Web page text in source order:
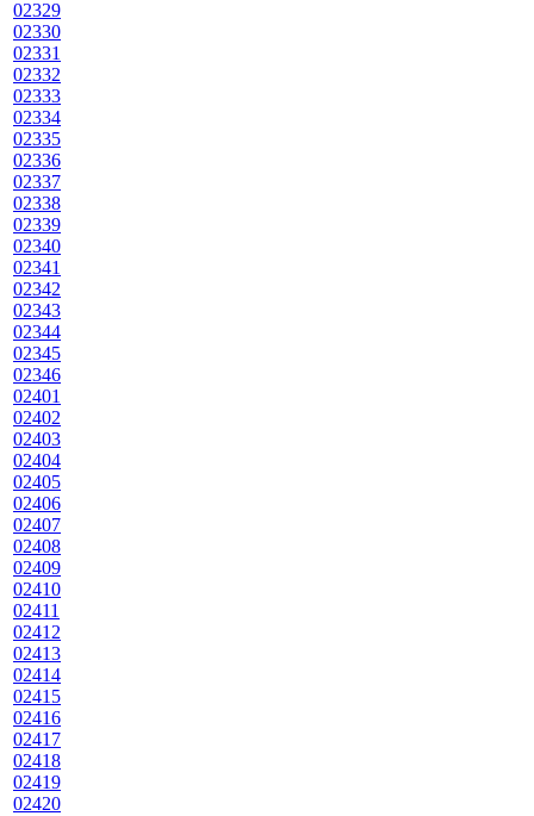
02329
02330
02331
02332
02333
02334
02335
02336
02337
02338
02339
02340
02341
02342
02343
02344
02345
02346
02401
02402
02403
02404
02405
02406
02407
02408
02409
02410
02411
02412
02413
02414
02415
02416
02417
02418
02419
02420